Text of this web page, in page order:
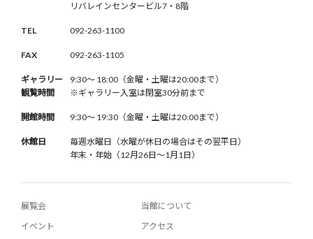
リバレインセンタービル7・8階
TEL 092-263-1100
FAX 092-263-1105
ギャラリー
観覧時間
9:30〜 18:00（金曜・土曜は20:00まで）
※ギャラリー入室は閉室30分前まで
開館時間 9:30〜 19:30（金曜・土曜は20:00まで）
休館日
毎週水曜日（水曜が休日の場合はその翌平日）
年末・年始（12月26日〜1月1日）
展覧会
イベント
当館について
アクセス